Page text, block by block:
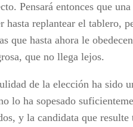
Pensará entonces que
hasta replantear el tablero,
que hasta ahora le
que no llega lejos.
de la elección ha sido
lo ha sopesado
y la candidata que